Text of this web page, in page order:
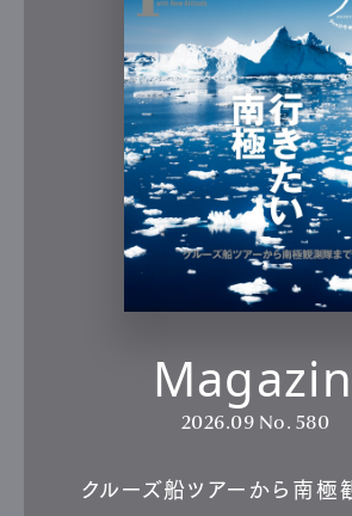
2026.09 No. 580
クルーズ船ツアーから南極